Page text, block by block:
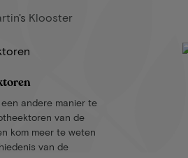
Klooster
andere manier te
van de
kom meer te weten
van de